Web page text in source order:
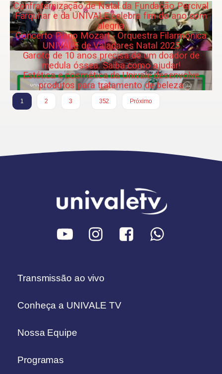
Confraternização de Natal da Fundação Percival
Farquhar e da UNIVALE celebra fim do ano com
alegria
Concerto Piano Mozart - Orquestra Filarmônica
UNIVALE de Valadares Natal 2025
Garoto de 10 anos precisa de um doador de
medula óssea. Saiba como ajudar!
Estética e cosmética da Univale desenvolve
produtos para tratamento de beleza
1 2 3
352
Próximo
Transmissão ao vivo
Conheça a UNIVALE TV
Nossa Equipe
Programas